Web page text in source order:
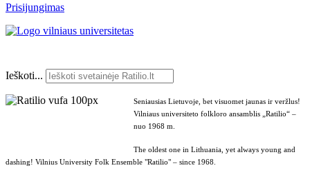
Prisijungimas
Ieškoti...
Seniausias Lietuvoje, bet visuomet jaunas ir veržlus!
Vilniaus universiteto folkloro ansamblis „Ratilio“ –
nuo 1968 m.
The oldest one in Lithuania, yet always young and
dashing! Vilnius University Folk Ensemble "Ratilio" – since 1968.